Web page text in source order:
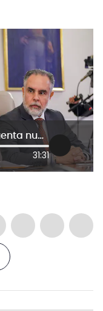
“No es hacer borrón y cuenta nueva”: MinInterior Benedetti explicó propuesta de Constituyente
31:31